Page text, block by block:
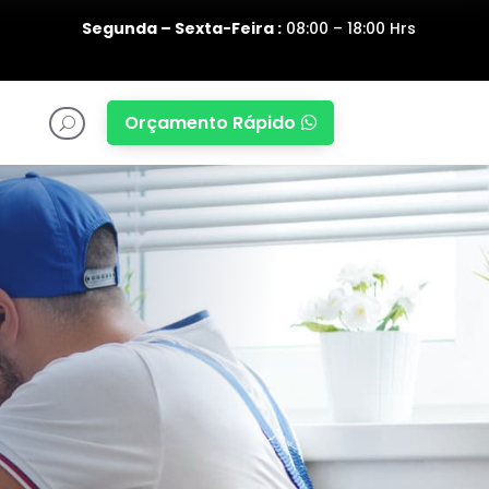
Segunda – Sexta-Feira :08:00 – 18:00 Hrs
U Orçamento Rápido 